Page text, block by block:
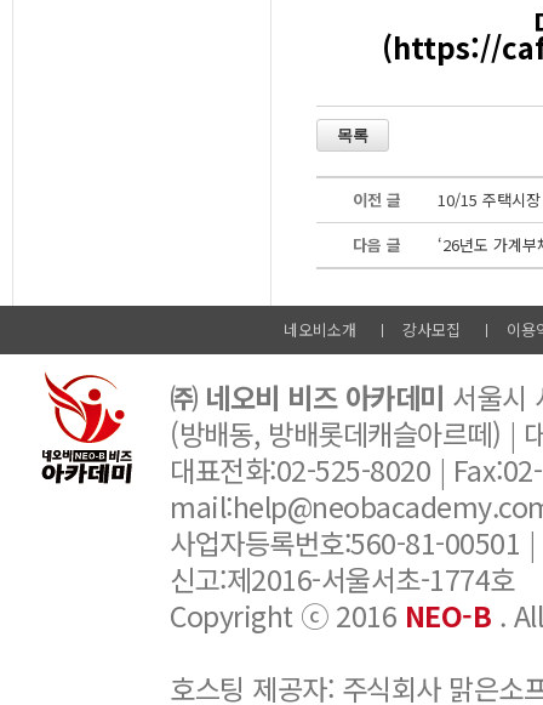
(https://
이전 글
10/15 주택시
다음 글
‘26년도 가계
네오비소개 강사모집 이용
㈜ 네오비 비즈 아카데미 서울시
(방배동, 방배롯데캐슬아르떼) |
대표전화:02-525-8020 |
사업자등록번호:560-81-00501
신고:제2016-서울서초-1774호
Copyright ⓒ 2016 NEO-B .
호스팅 제공자: 주식회사 맑은소